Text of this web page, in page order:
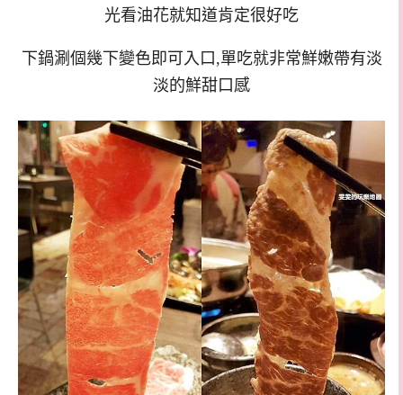
光看油花就知道肯定很好吃
下鍋涮個幾下變色即可入口,單吃就非常鮮嫩帶有淡
淡的鮮甜口感